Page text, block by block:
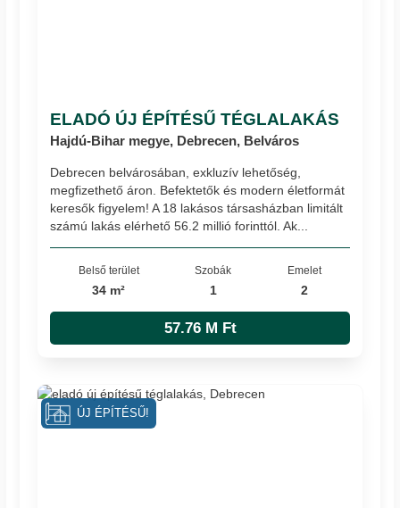
ELADÓ ÚJ ÉPÍTÉSŰ TÉGLALAKÁS
Hajdú-Bihar megye, Debrecen, Belváros
Debrecen belvárosában, exkluzív lehetőség,
megfizethető áron. Befektetők és modern életformát
keresők figyelem! A 18 lakásos társasházban limitált
számú lakás elérhető 56.2 millió forinttól. Ak...
Belső terület
34 m²
Szobák
1
Emelet
2
57.76 M Ft
ÚJ ÉPÍTÉSŰ!